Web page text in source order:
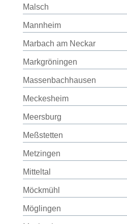
Malsch
Mannheim
Marbach am Neckar
Markgröningen
Massenbachhausen
Meckesheim
Meersburg
Meßstetten
Metzingen
Mitteltal
Möckmühl
Möglingen